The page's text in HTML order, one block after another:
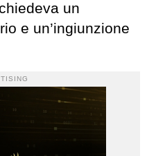
un
e un’ingiunzione